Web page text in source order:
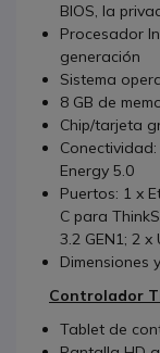
BIOS, la
Procesador
generación
Sistema
8 GB de
Chip/tarjeta
Energy 5.0
Puertos: 1 x
C para
3.2 GEN1; 2 x
Dimensiones
Controlador
Tablet de